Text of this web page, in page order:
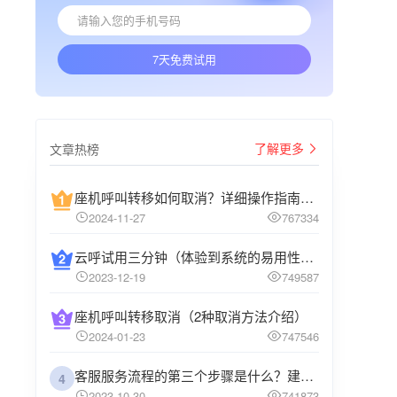
7天免费试用
文章热榜 了解更多
座机呼叫转移如何取消？详细操作指南介绍
2024-11-27 767334
云呼试用三分钟（体验到系统的易用性和高效性）
2023-12-19 749587
座机呼叫转移取消（2种取消方法介绍）
2024-01-23 747546
4 客服服务流程的第三个步骤是什么？建议企业阅读